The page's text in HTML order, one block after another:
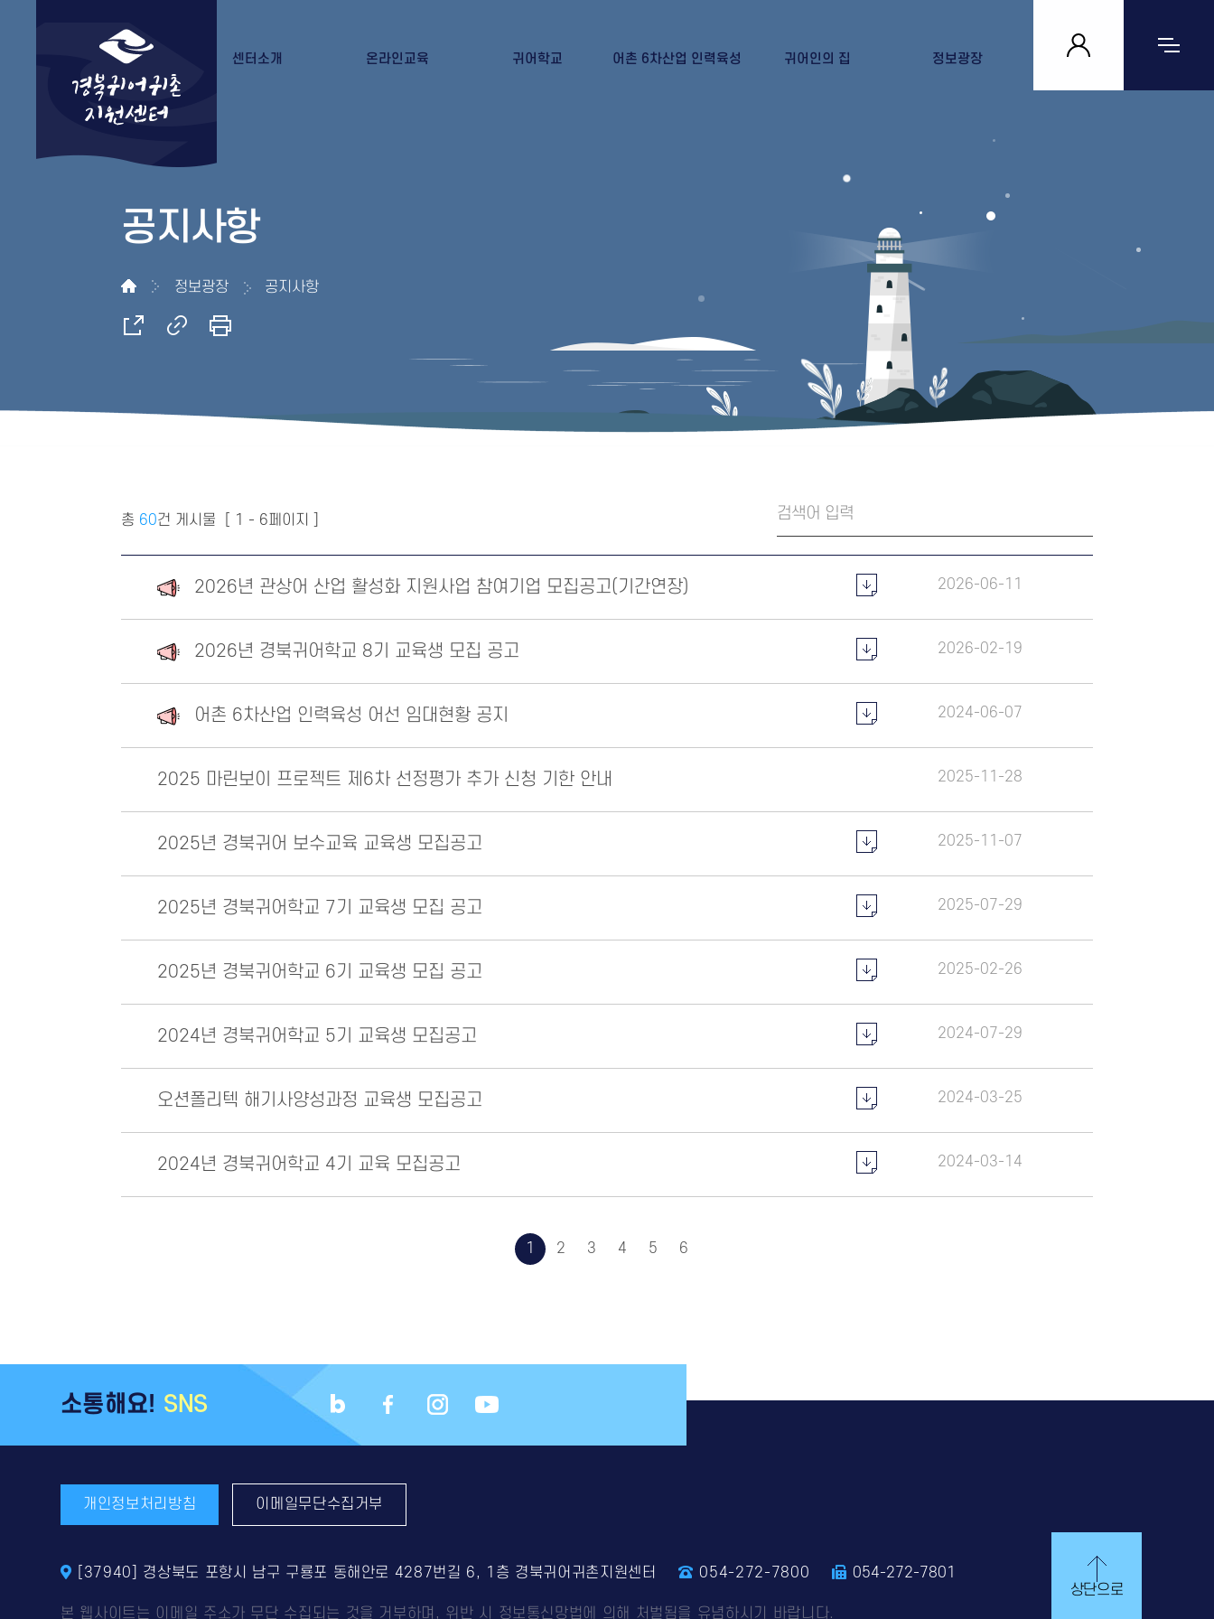
센터소개 온라인교육 귀어학교 어촌 6차산업 인력육성 귀어인의 집 정보광장
공지사항
정보광장 공지사항
총 60건 게시물 [ 1 - 6페이지 ]
2026년 관상어 산업 활성화 지원사업 참여기업 모집공고(기간연장) 2026-06-11
2026년 경북귀어학교 8기 교육생 모집 공고 2026-02-19
어촌 6차산업 인력육성 어선 임대현황 공지 2024-06-07
2025 마린보이 프로젝트 제6차 선정평가 추가 신청 기한 안내 2025-11-28
2025년 경북귀어 보수교육 교육생 모집공고 2025-11-07
2025년 경북귀어학교 7기 교육생 모집 공고 2025-07-29
2025년 경북귀어학교 6기 교육생 모집 공고 2025-02-26
2024년 경북귀어학교 5기 교육생 모집공고 2024-07-29
오션폴리텍 해기사양성과정 교육생 모집공고 2024-03-25
2024년 경북귀어학교 4기 교육 모집공고 2024-03-14
1 2 3 4 5 6
상단으로
소통해요! SNS
개인정보처리방침 이메일무단수집거부
[37940] 경상북도 포항시 남구 구룡포 동해안로 4287번길 6, 1층 경북귀어귀촌지원센터 054-272-7800 054-272-7801
본 웹사이트는 이메일 주소가 무단 수집되는 것을 거부하며, 위반 시 정보통신망법에 의해 처벌됨을 유념하시기 바랍니다.